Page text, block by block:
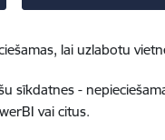
lai uzlabotu
sīkdatnes -
vai citus.